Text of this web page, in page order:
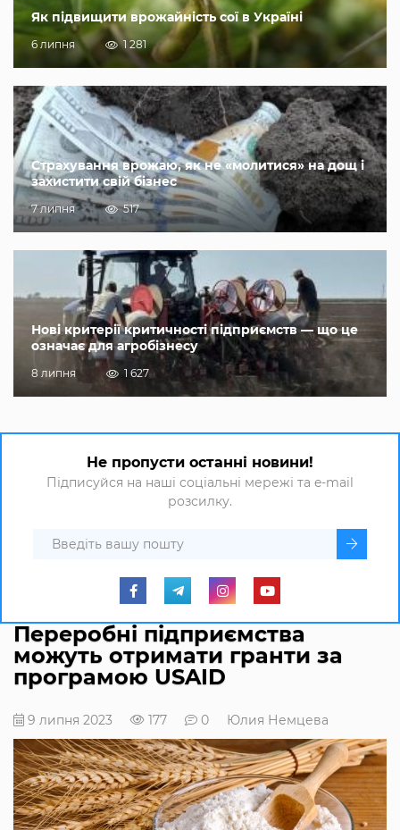
Як підвищити врожайність сої в Україні
6 липня 1 281
Страхування врожаю, як не «молитися» на дощ і
захистити свій бізнес
7 липня 517
Нові критерії критичності підприємств — що це
означає для агробізнесу
8 липня 1 627
Не пропусти останні новини!
Підписуйся на наші соціальні мережі та e-mail
розсилку.
Переробні підприємства
можуть отримати гранти за
програмою USAID
9 липня 2023 177 0 Юлия Немцева